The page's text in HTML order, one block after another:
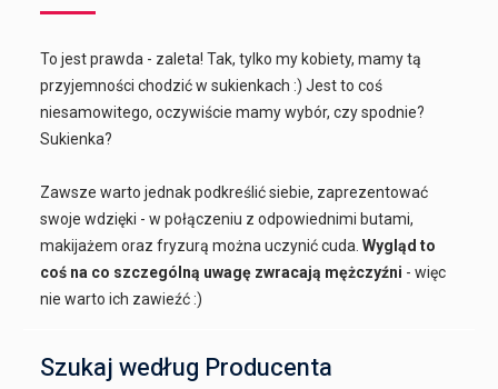
To jest prawda - zaleta! Tak, tylko my kobiety, mamy tą
przyjemności chodzić w sukienkach :) Jest to coś
niesamowitego, oczywiście mamy wybór, czy spodnie?
Sukienka?
Zawsze warto jednak podkreślić siebie, zaprezentować
swoje wdzięki - w połączeniu z odpowiednimi butami,
makijażem oraz fryzurą można uczynić cuda.Wygląd to
coś na co szczególną uwagę zwracają mężczyźni - więc
nie warto ich zawieźć :)
Szukaj według Producenta